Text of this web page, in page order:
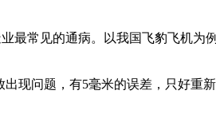
最常见的通病。以我国飞豹飞机为
现问题，有5毫米的误差，只好重